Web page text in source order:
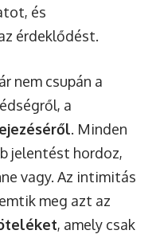
és
érdeklődést.
nem csupán a
a
. Minden
jelentést hordoz,
vagy. Az intimitás
meg azt az
, amely csak